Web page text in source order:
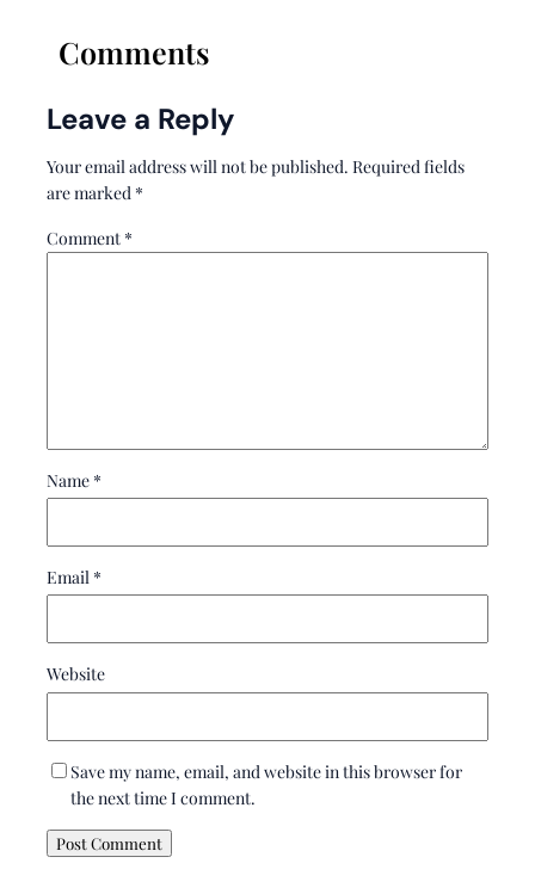
Comments
Leave a Reply
Your email address will not be published. Required fields
are marked *
Comment *
Name *
Email *
Website
Save my name, email, and website in this browser for
the next time I comment.